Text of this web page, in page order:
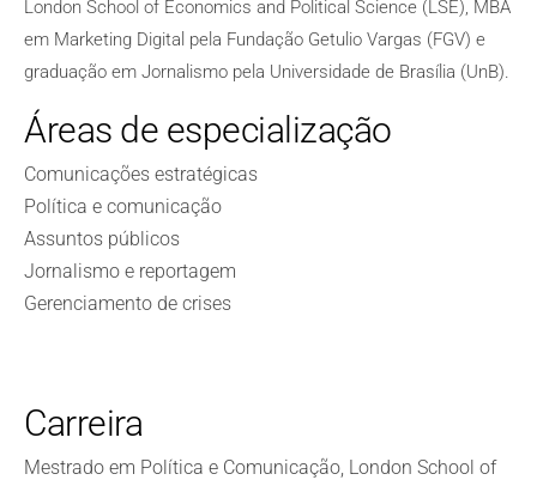
London School of Economics and Political Science (LSE), MBA
em Marketing Digital pela Fundação Getulio Vargas (FGV) e
graduação em Jornalismo pela Universidade de Brasília (UnB).
Áreas de especialização
Comunicações estratégicas
Política e comunicação
Assuntos públicos
Jornalismo e reportagem
Gerenciamento de crises
Carreira
Mestrado em Política e Comunicação, London School of